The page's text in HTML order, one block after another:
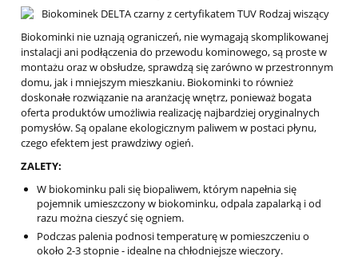
Biokominki nie uznają ograniczeń, nie wymagają skomplikowanej
instalacji ani podłączenia do przewodu kominowego, są proste w
montażu oraz w obsłudze, sprawdzą się zarówno w przestronnym
domu, jak i mniejszym mieszkaniu. Biokominki to również
doskonałe rozwiązanie na aranżację wnętrz, ponieważ bogata
oferta produktów umożliwia realizację najbardziej oryginalnych
pomysłów. Są opalane ekologicznym paliwem w postaci płynu,
czego efektem jest prawdziwy ogień.
ZALETY:
W biokominku pali się biopaliwem, którym napełnia się
pojemnik umieszczony w biokominku, odpala zapalarką i od
razu można cieszyć się ogniem.
Podczas palenia podnosi temperaturę w pomieszczeniu o
około 2-3 stopnie - idealne na chłodniejsze wieczory.